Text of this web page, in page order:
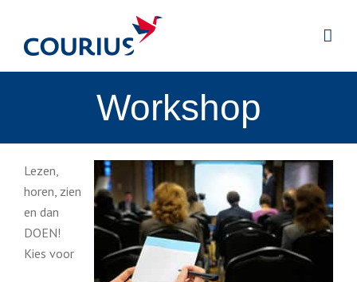
Workshop
Lezen,
horen, zien
en dan
DOEN!
Kies voor